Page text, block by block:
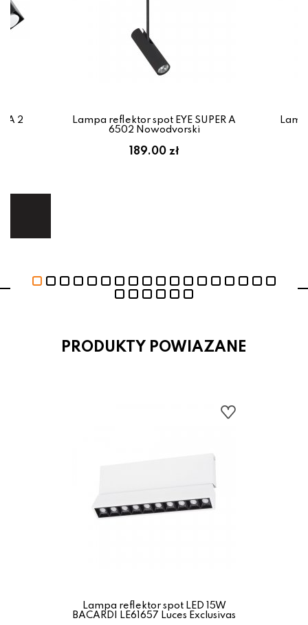
2
Lampa reflektor spot EYE SUPER A
6502 Nowodvorski
189.00 zł
PRODUKTY POWIAZANE
Lampa reflektor spot LED 15W
BACARDI LE61657 Luces Exclusivas